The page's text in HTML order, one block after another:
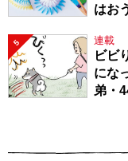
はお
5 連載
ビビ
にな
弟・